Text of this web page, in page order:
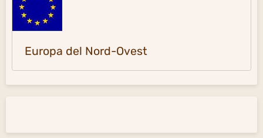
Europa del Nord-Ovest